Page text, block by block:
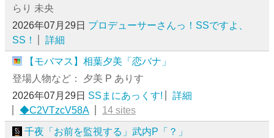
らり 未央
2026年07月29日 プロデューサーさんっ！SSですよ、
SS！
詳細
【モバマス】相葉夕美「恋バナ」
登場人物など： 夕美 P ありす
2026年07月29日 SSまにあっくす!
詳細
◆C2VTzcV58A
14 sites
千夜「お前を監視する」武内P「？」